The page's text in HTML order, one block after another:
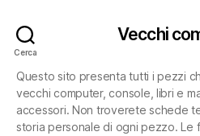
Cerca
Vecchi
Questo sito presenta tutti i pezzi
vecchi computer, console, libri e
accessori. Non troverete schede
storia personale di ogni pezzo. Le